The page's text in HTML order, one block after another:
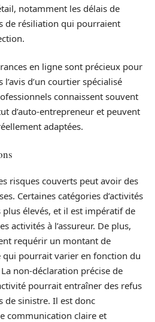
notamment les délais de
de résiliation qui pourraient
en ligne sont précieux pour
d’un courtier spécialisé
connaissent souvent
d’auto-entrepreneur et peuvent
adaptées.
risques couverts peut avoir des
Certaines catégories d’activités
élevés, et il est impératif de
activités à l’assureur. De plus,
requérir un montant de
pourrait varier en fonction du
non-déclaration précise de
pourrait entraîner des refus
de sinistre. Il est donc
communication claire et